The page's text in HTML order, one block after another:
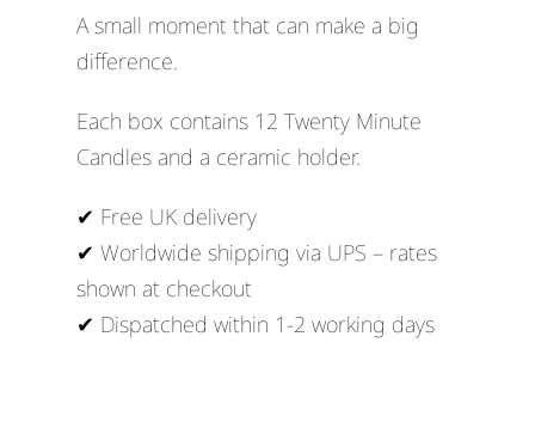
A small moment that can make a big
difference.
Each box contains 12 Twenty Minute
Candles and a ceramic holder.
✔ Free UK delivery
✔ Worldwide shipping via UPS – rates
shown at checkout
✔ Dispatched within 1-2 working days